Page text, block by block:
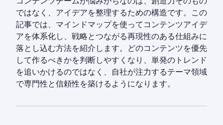
ではなく、アイデアを整理するための構造です。この
記事では、マインドマップを使ってコンテンツアイデ
アを体系化し、戦略とつながる再現性のある仕組みに
落とし込む方法を紹介します。どのコンテンツを優先
して作るべきかを判断しやすくなり、単発のトレンド
を追いかけるのではなく、自社が注力するテーマ領域
で専門性と信頼性を築けるようになります。